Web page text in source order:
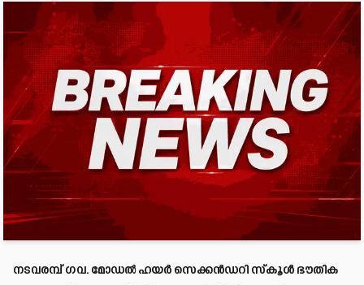
നടവരമ്പ് ഗവ. മോഡൽ ഹയർ സെക്കൻഡറി സ്കൂൾ ഭൗതിക